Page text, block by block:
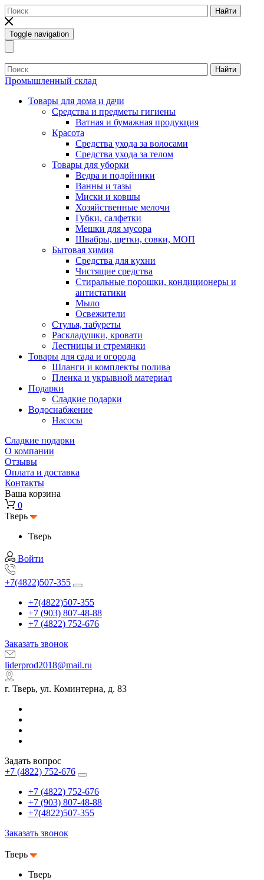
Найти
Toggle navigation
Найти
Промышленный склад
Товары для дома и дачи
Средства и предметы гигиены
Ватная и бумажная продукция
Красота
Средства ухода за волосами
Средства ухода за телом
Товары для уборки
Ведра и подойники
Ванны и тазы
Миски и ковшы
Хозяйственные мелочи
Губки, салфетки
Мешки для мусора
Швабры, щетки, совки, МОП
Бытовая химия
Средства для кухни
Чистящие средства
Стиральные порошки, кондиционеры и
антистатики
Мыло
Освежители
Стулья, табуреты
Раскладушки, кровати
Лестницы и стремянки
Товары для сада и огорода
Шланги и комплекты полива
Пленка и укрывной материал
Подарки
Cладкие подарки
Водоснабжение
Насосы
Сладкие подарки
О компании
Отзывы
Оплата и доставка
Контакты
Ваша корзина
0
Тверь
Тверь
Войти
+7(4822)507-355
+7(4822)507-355
+7 (903) 807-48-88
+7 (4822) 752-676
Заказать звонок
liderprod2018@mail.ru
г. Тверь, ул. Коминтерна, д. 83
Задать вопрос
+7 (4822) 752-676
+7 (4822) 752-676
+7 (903) 807-48-88
+7(4822)507-355
Заказать звонок
Тверь
Тверь